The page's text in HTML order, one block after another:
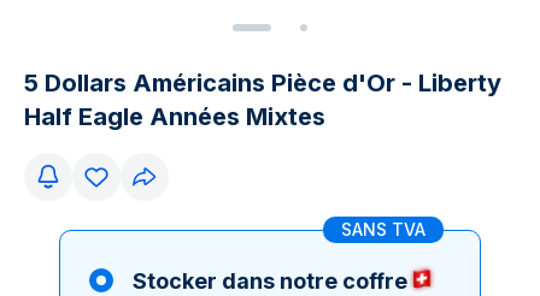
5 Dollars Américains Pièce d'Or - Liberty
Half Eagle Années Mixtes
SANS TVA
Stocker dans notre coffre